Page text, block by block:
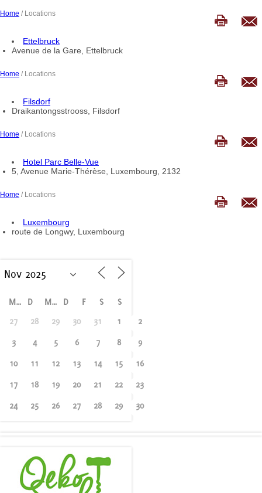
Home / Locations
Ettelbruck
Avenue de la Gare, Ettelbruck
Home / Locations
Filsdorf
Draikantongsstrooss, Filsdorf
Home / Locations
Hotel Parc Belle-Vue
5, Avenue Marie-Thérèse, Luxembourg, 2132
Home / Locations
Luxembourg
route de Longwy, Luxembourg
M D M D F S
S
27
28 29 30 31 1 2
3 4 5 6 7 8 9
10 11 12 13 14 15 16
17 18 19 20 21 22 23
24 25 26 27 28 29 30